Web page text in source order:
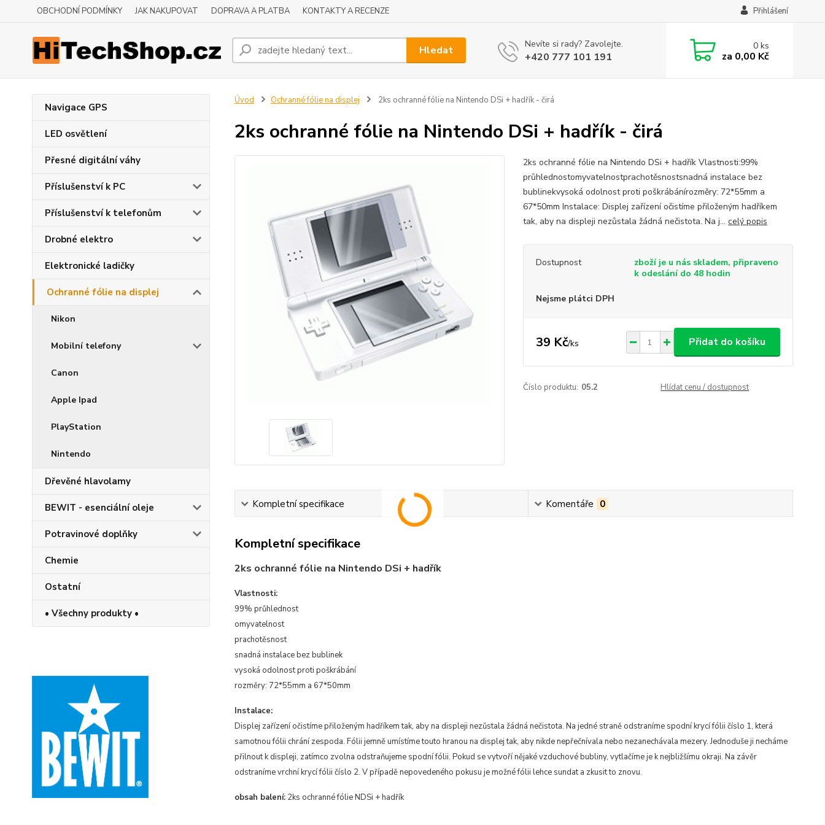
OBCHODNÍ PODMÍNKY JAK NAKUPOVAT DOPRAVA A PLATBA KONTAKTY A RECENZE Přihlášení
Hledat Nevíte si rady? Zavolejte.
+420 777 101 191
0ks
za 0,00 Kč
Navigace GPS
LED osvětlení
Přesné digitální váhy
Příslušenství k PC
Příslušenství k telefonům
Drobné elektro
Elektronické ladičky
Ochranné fólie na displej
Nikon
Mobilní telefony
Canon
Apple Ipad
PlayStation
Nintendo
Dřevěné hlavolamy
BEWIT - esenciální oleje
Potravinové doplňky
Chemie
Ostatní
• Všechny produkty •
Úvod Ochranné fólie na displej 2ks ochranné fólie na Nintendo DSi + hadřík - čirá
2ks ochranné fólie na Nintendo DSi + hadřík - čirá
2ks ochranné fólie na Nintendo DSi + hadřík Vlastnosti:99%
průhlednostomyvatelnostprachotěsnostsnadná instalace bez
bublinekvysoká odolnost proti poškrábánírozměry: 72*55mm a
67*50mm Instalace: Displej zařízení očistíme přiloženým hadříkem
tak, aby na displeji nezůstala žádná nečistota. Na j... celý popis
Dostupnost
zboží je u nás skladem, připraveno
k odeslání do 48 hodin
Nejsme plátci DPH
39 Kč/ks Přidat do košíku
Číslo produktu: 05.2 Hlídat cenu / dostupnost
Kompletní specifikace Komentáře 0
Kompletní specifikace
2ks ochranné fólie na Nintendo DSi + hadřík
Vlastnosti:
99% průhlednost
omyvatelnost
prachotěsnost
snadná instalace bez bublinek
vysoká odolnost proti poškrábání
rozměry: 72*55mm a 67*50mm
Instalace:
Displej zařízení očistíme přiloženým hadříkem tak, aby na displeji nezůstala žádná nečistota. Na jedné straně odstraníme spodní krycí fólii číslo 1, která
samotnou fólii chrání zespoda. Fólii jemně umístíme touto hranou na displej tak, aby nikde nepřečnívala nebo nezanechávala mezery. Jednoduše ji necháme
přilnout k displeji, zatímco zvolna odstraňujeme spodní fólii. Pokud se vytvoří nějaké vzduchové bubliny, vytlačíme je k nejbližšímu okraji. Na závěr
odstraníme vrchní krycí fólii číslo 2. V případě nepovedeného pokusu je možné fólii lehce sundat a zkusit to znovu.
obsah balení:2ks ochranné fólie NDSi + hadřík